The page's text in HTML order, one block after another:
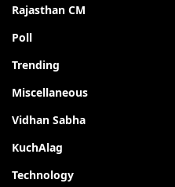
Rajasthan CM
Poll
Trending
Miscellaneous
Vidhan Sabha
KuchAlag
Technology